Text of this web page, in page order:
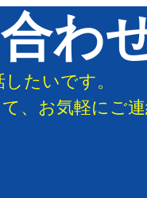
わ
たいです。
、お気軽にご